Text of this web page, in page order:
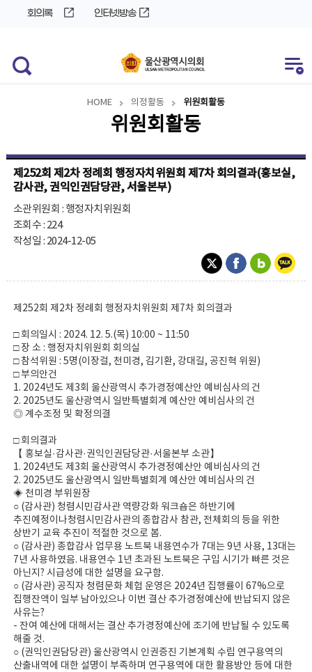
회의록 인터넷방송
HOME 의정활동 위원회활동
위원회활동
제252회 제2차 정례회 행정자치위원회 제7차 회의결과(홍보실,
감사관, 권익인권담당관, 서울본부)
소관위원회 : 행정자치위원회
조회수 : 224
작성일 : 2024-12-05
제252회 제2차 정례회 행정자치위원회 제7차 회의결과
□ 회의일시 : 2024. 12. 5.(목) 10:00 ~ 11:50
□ 장 소 : 행정자치위원회 회의실
□ 참석위원 : 5명(이장걸, 천미경, 김기환, 강대길, 공진혁 위원)
□ 부의안건
1. 2024년도 제3회 울산광역시 추가경정예산안 예비심사의 건
2. 2025년도 울산광역시 일반특별회계 예산안 예비심사의 건
◎ 계수조정 및 확정의결
□ 회의결과
【 홍보실·감사관·권익인권담당관·서울본부 소관】
1. 2024년도 제3회 울산광역시 추가경정예산안 예비심사의 건
2. 2025년도 울산광역시 일반특별회계 예산안 예비심사의 건
◈ 천미경 부위원장
○ (감사관) 청렴시민감사관 역량강화 워크숍은 하반기에
추진예정이나청렴시민감사관의 종합감사 참관, 전체회의 등을 위한
상반기 교육 추진이 적절한 것으로 봄.
○ (감사관) 종합감사 업무용 노트북 내용연수가 7대는 9년 사용, 13대는
7년 사용하였음. 내용연수 1년 초과된 노트북은 구입 시기가 빠른 것은
아닌지? 시급성에 대한 설명을 요구함.
○ (감사관) 공직자 청렴문화 체험 운영은 2024년 집행률이 67%으로
집행잔액이 일부 남아있으나 이번 결산 추가경정예산에 반납되지 않은
사유는?
- 잔여 예산에 대해서는 결산 추가경정예산에 조기에 반납될 수 있도록
해줄 것.
○ (권익인권담당관) 울산광역시 인권증진 기본계획 수립 연구용역의
산출내역에 대한 설명이 부족하며 연구용역에 대한 활용방안 등에 대한